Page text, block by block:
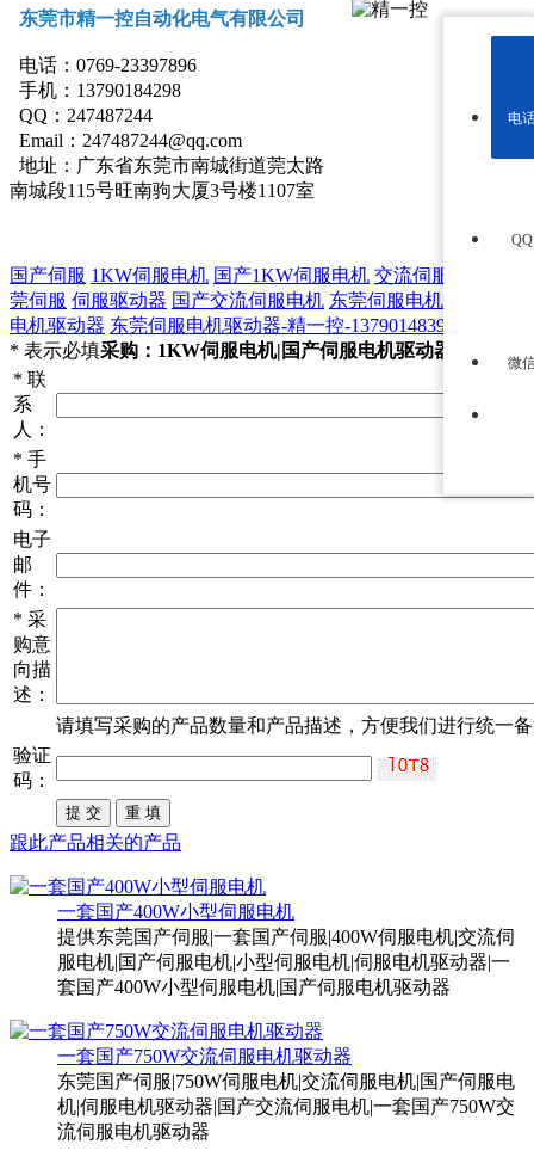
东莞市精一控自动化电气有限公司
电话：0769-23397896
手机：13790184298
QQ：247487244
Email：247487244@qq.com
地址： 广东省东莞市南城街道莞太路
南城段115号旺南驹大厦3号楼1107室
国产伺服 1KW伺服电机 国产1KW伺服电机 交流伺服电机
莞伺服 伺服驱动器 国产交流伺服电机 东莞伺服电机
电机驱动器 东莞伺服电机驱动器-精一控-13790148398
* 表示必填采购：1KW伺服电机|国产伺服电机驱动器
* 联
系
人：
* 手
机号
码：
电子
邮
件：
* 采
购意
向描
述：
请填写采购的产品数量和产品描述，方便我们进行统一
验证
码：
跟此产品相关的产品
一套国产400W小型伺服电机
提供东莞国产伺服|一套国产伺服|400W伺服电机|交流伺
服电机|国产伺服电机|小型伺服电机|伺服电机驱动器|一
套国产400W小型伺服电机|国产伺服电机驱动器
一套国产750W交流伺服电机驱动器
东莞国产伺服|750W伺服电机|交流伺服电机|国产伺服电
机|伺服电机驱动器|国产交流伺服电机|一套国产750W交
流伺服电机驱动器
电
微